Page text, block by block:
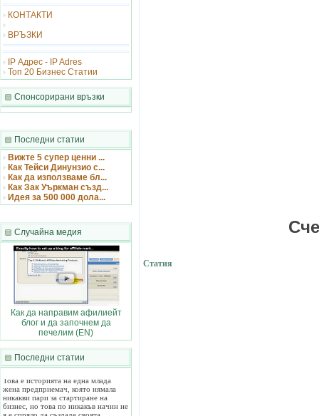
КОНТАКТИ
ВРЪЗКИ
IP Адрес - IP Adres
Топ 20 Бизнес Статии
Спонсорирани връзки
Последни статии
Вижте 5 супер ценни ...
Как Тейси Динунзио с...
Как да използваме бл...
Как Зак Уъркман създ...
Идея за 500 000 дола...
Случайна медия
Как да направим афилиейт
блог и да започнем да
печелим (EN)
Последни статии
Как Тейси Динунзи...
жена предприемач, която нямала
никакви пари за стартиране на
бизнес, но това по никакъв начин не
я е спряло да създаде своята
Статия